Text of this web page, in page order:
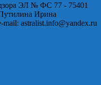
ЭЛ № ФС 77 - 75401
Ирина
astralist.info@yandex.ru